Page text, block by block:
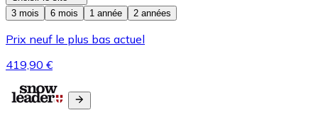
3 mois
6 mois 1 année 2 années
Prix neuf le plus bas actuel
419,90 €